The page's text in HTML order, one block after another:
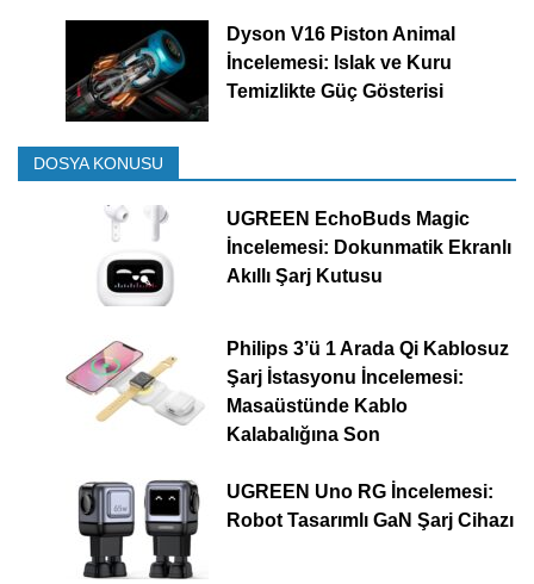
Dyson V16 Piston Animal
İncelemesi: Islak ve Kuru
Temizlikte Güç Gösterisi
DOSYA KONUSU
UGREEN EchoBuds Magic
İncelemesi: Dokunmatik Ekranlı
Akıllı Şarj Kutusu
Philips 3’ü 1 Arada Qi Kablosuz
Şarj İstasyonu İncelemesi:
Masaüstünde Kablo
Kalabalığına Son
UGREEN Uno RG İncelemesi:
Robot Tasarımlı GaN Şarj Cihazı